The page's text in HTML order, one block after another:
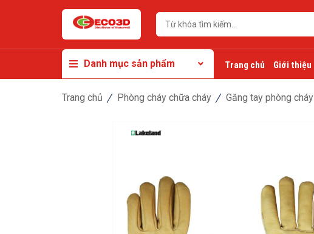
Danh mục sản phẩm Trang chủ Giới thiệu
Trang chủ Phòng cháy chữa cháy Găng tay phòng cháy